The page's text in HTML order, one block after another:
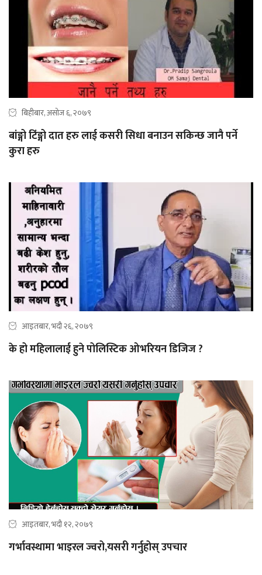
बिहीबार, असोज ६, २०७९
बांङ्गो टिंङ्गो दात हरु लाई कसरी सिधा बनाउन सकिन्छ जानै पर्ने
कुरा हरु
आइतबार, भदौ २६, २०७९
के हो महिलालाई हुने पोलिस्टिक ओभरियन डिजिज ?
आइतबार, भदौ १२, २०७९
गर्भावस्थामा भाइरल ज्वरो,यसरी गर्नुहोस् उपचार